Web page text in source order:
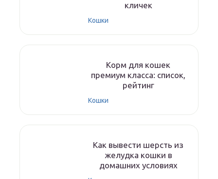
кличек
Кошки
Корм для кошек
премиум класса: список,
рейтинг
Кошки
Как вывести шерсть из
желудка кошки в
домашних условиях